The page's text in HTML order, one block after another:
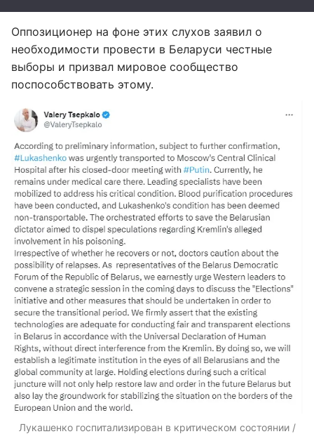
Оппозиционер на фоне этих слухов заявил о
необходимости провести в Беларуси честные
выборы и призвал мировое сообщество
поспособствовать этому.
Лукашенко госпитализирован в критическом состоянии /